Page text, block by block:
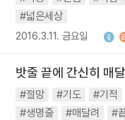
#넓은세상
2016.3.11. 금요일
밧줄 끝에 간신히 매
#절망 #기도 #기적
#생명줄
#매달려 #